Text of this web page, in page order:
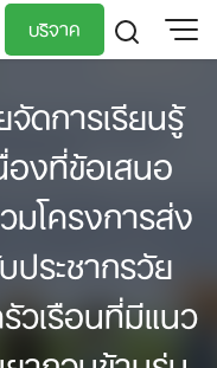
บริจาค
ดการเรียนรู้
งที่ข้อเสนอ
มโครงการส่ง
ประชากรวัย
วเรือนที่มีแนว